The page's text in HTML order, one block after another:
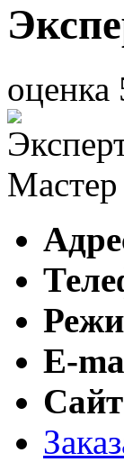
оценка
E-